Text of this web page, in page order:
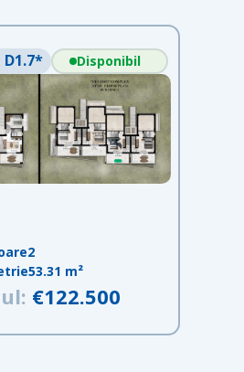
Disponibil
2
53.31 m²
€122.500